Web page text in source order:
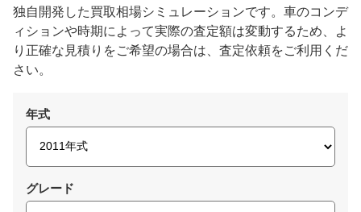
独自開発した買取相場シミュレーションです。車のコンデ
ィションや時期によって実際の査定額は変動するため、よ
り正確な見積りをご希望の場合は、査定依頼をご利用くだ
さい。
年式
グレード